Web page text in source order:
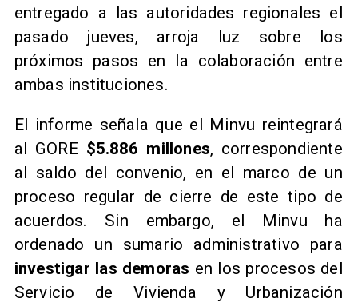
entregado a las autoridades regionales el
pasado jueves, arroja luz sobre los
próximos pasos en la colaboración entre
ambas instituciones.
El informe señala que el Minvu reintegrará
al GORE $5.886 millones, correspondiente
al saldo del convenio, en el marco de un
proceso regular de cierre de este tipo de
acuerdos. Sin embargo, el Minvu ha
ordenado un sumario administrativo para
investigar las demoras en los procesos del
Servicio de Vivienda y Urbanización